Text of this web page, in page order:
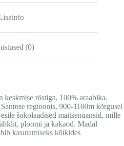
(0)
röstiga, 100% araabika.
regioonis, 900-1100m kõrgusel
šokolaadised maitsenüansid, mille
ploomi ja kakaod. Madal
kasutamiseks kõikides